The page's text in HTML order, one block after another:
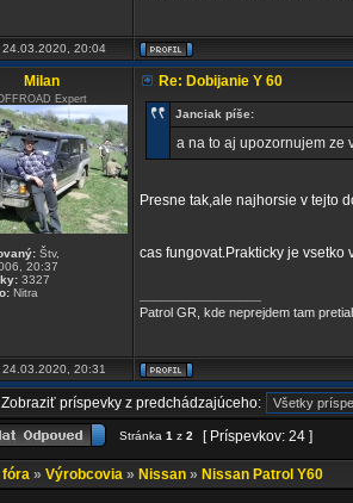
24.03.2020, 20:04
Milan
Expert
Štv,
20:37
3327
Nitra
Re: Dobijanie Y 60
Janciak píše:
a na to aj upozornujem ze
Presne tak,ale najhorsie v tejto
cas fungovat.Prakticky je
Patrol GR, kde neprejdem tam
24.03.2020, 20:31
Zobraziť príspevky z predchádzajúceho:
Stránka 1 z 2 [ Príspevkov: 24 ]
fóra » Výrobcovia » Nissan » Nissan Patrol Y60